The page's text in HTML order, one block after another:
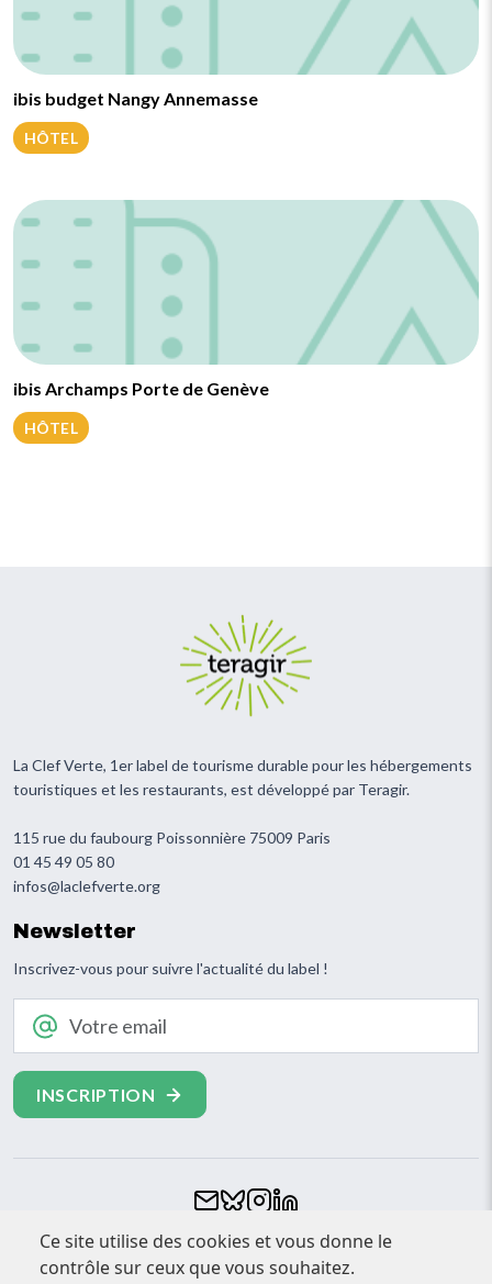
ibis budget Nangy Annemasse
HÔTEL
ibis Archamps Porte de Genève
HÔTEL
Ce site utilise des cookies et vous donne le
contrôle sur ceux que vous souhaitez.
La Clef Verte, 1er label de tourisme durable pour les hébergements
touristiques et les restaurants, est développé par Teragir.
115 rue du faubourg Poissonnière 75009 Paris
01 45 49 05 80
infos@laclefverte.org
Newsletter
Inscrivez-vous pour suivre l'actualité du label !
Footer
CONTACT